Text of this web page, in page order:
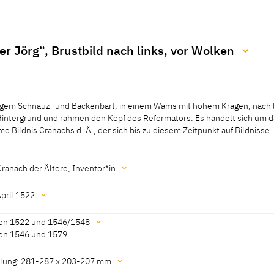
Jörg“, Brustbild nach links, vor Wolken
Schnauz- und Backenbart, in einem Wams mit hohem Kragen, nach
und rahmen den Kopf des Reformators. Es handelt sich um
Bildnis Cranachs d. Ä., der sich bis zu diesem Zeitpunkt auf Bildnisse
Bildnis Cranachs d. Ä., der sich bis zu diesem Zeitpunkt auf Bildnisse in
und Haarlocken und belässt das Gewand in einer auffällig
liegt eine nicht erhaltene Zeichnung zugrunde, die mit einer
sich auf mindestens sechs Auflagen (A–F), die sich sowohl anhand der
für den KKL erstmals kunsttechnologisch untersucht und anhand der
der Ältere, Inventor*in
1522
1522 und 1546/1548
1546 und 1579
281-287 x 203-207 mm